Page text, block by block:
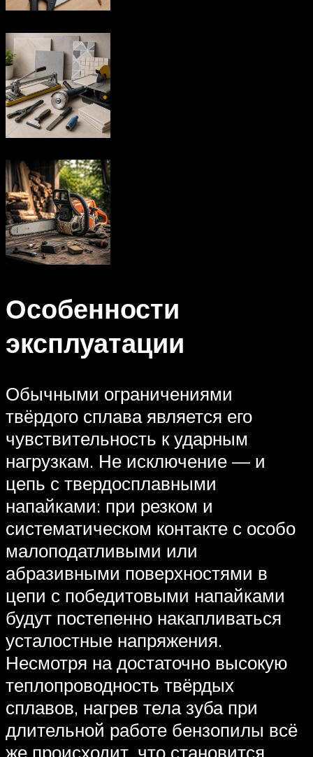
Особенности
эксплуатации
Обычными ограничениями
твёрдого сплава является его
чувствительность к ударным
нагрузкам. Не исключение — и
цепь с твердосплавными
напайками: при резком и
систематическом контакте с особо
малоподатливыми или
абразивными поверхностями в
цепи с победитовыми напайками
будут постепенно накапливаться
усталостные напряжения.
Несмотря на достаточно высокую
теплопроводность твёрдых
сплавов, нагрев тела зуба при
длительной работе бензопилы всё
же происходит, что становится